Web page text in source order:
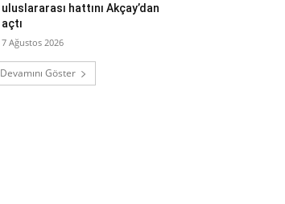
uluslararası hattını Akçay’dan
açtı
7 Ağustos 2026
Devamını Göster